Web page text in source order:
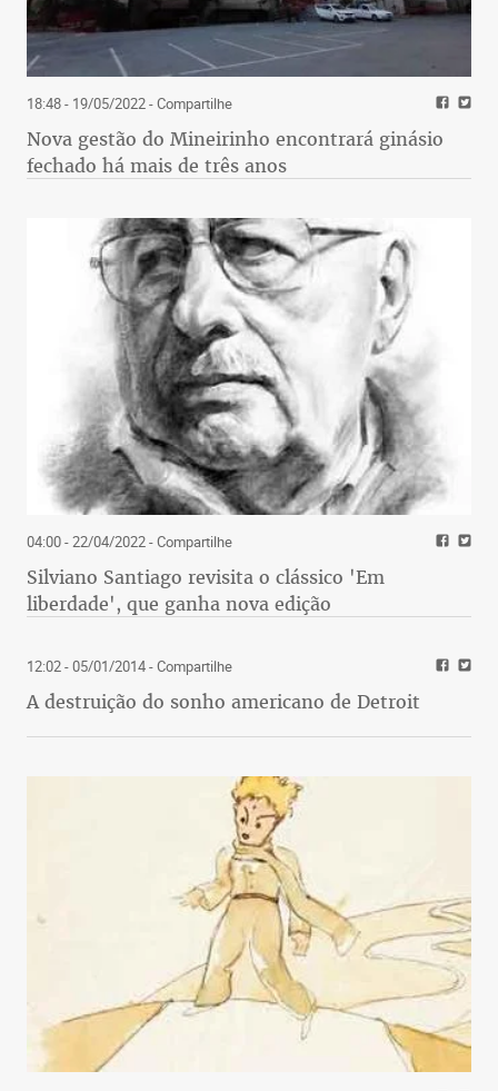
18:48 - 19/05/2022- Compartilhe
Nova gestão do Mineirinho encontrará ginásio
fechado há mais de três anos
04:00 - 22/04/2022- Compartilhe
Silviano Santiago revisita o clássico 'Em
liberdade', que ganha nova edição
12:02 - 05/01/2014- Compartilhe
A destruição do sonho americano de Detroit